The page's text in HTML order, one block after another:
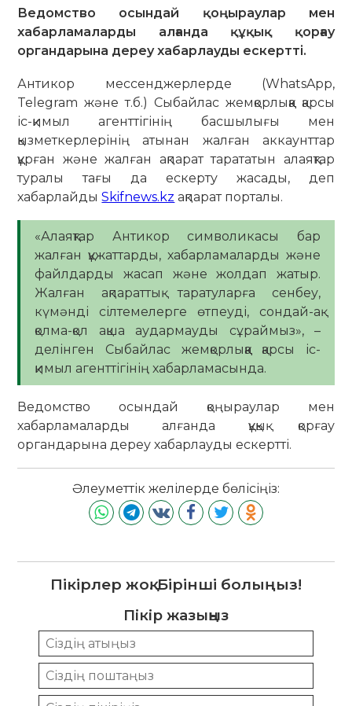
Ведомство осындай қоңыраулар мен
хабарламаларды алғанда құқық қорғау
органдарына дереу хабарлауды ескертті.
Антикор мессенджерлерде (WhatsApp,
Telegram және т.б.) Сыбайлас жемқорлыққа қарсы
іс-қимыл агенттігінің басшылығы мен
қызметкерлерінің атынан жалған аккаунттар
құрған және жалған ақпарат тарататын алаяқтар
туралы тағы да ескерту жасады, деп
хабарлайдыSkifnews.kz ақпарат порталы.
«Алаяқтар Антикор символикасы бар
жалған құжаттарды, хабарламаларды және
файлдарды жасап және жолдап жатыр.
Жалған ақпараттық таратуларға сенбеу,
күмәнді сілтемелерге өтпеуді, сондай-ақ
қолма-қол ақша аудармауды сұраймыз», –
делінген Сыбайлас жемқорлыққа қарсы іс-
қимыл агенттігінің хабарламасында.
Ведомство осындай қоңыраулар мен
хабарламаларды алғанда құқық қорғау
органдарына дереу хабарлауды ескертті.
Әлеуметтік желілерде бөлісіңіз:
Пікірлер жоқ. Бірінші болыңыз!
Пікір жазыңыз